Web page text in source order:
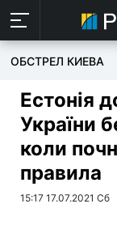
ОБСТРЕЛ КИЕВА
Естонія
України
коли
правила
15:17 17.07.2021 Сб